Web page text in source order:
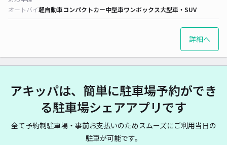
オートバイ軽自動車コンパクトカー中型車ワンボックス大型車・SUV
詳細へ
アキッパは、簡単に駐車場予約ができ
る駐車場シェアアプリです
全て予約制駐車場・事前お支払いのためスムーズにご利用当日の
駐車が可能です。